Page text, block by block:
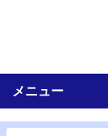
メニュー